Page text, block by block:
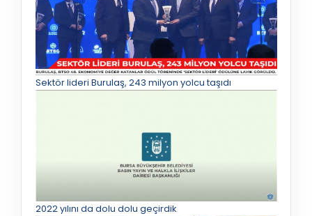
Sektör lideri Burulaş, 243 milyon yolcu taşıdı
2022 yılını da dolu dolu geçirdik